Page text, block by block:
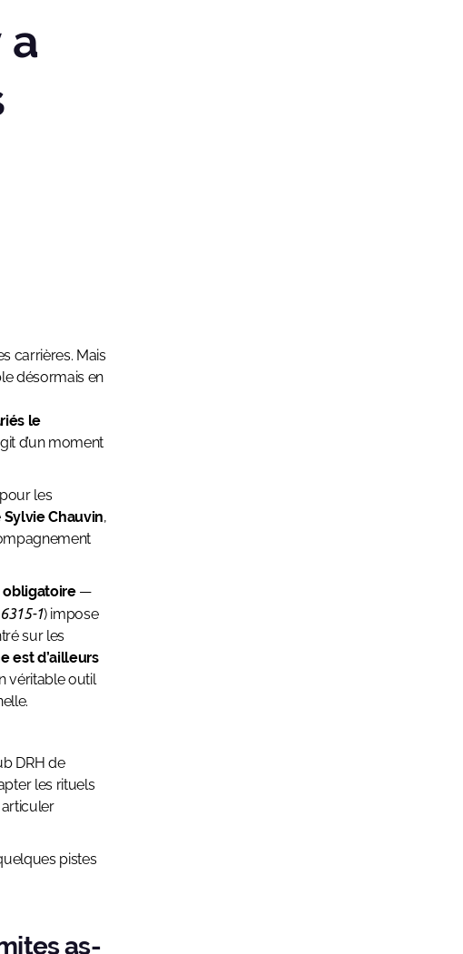
carrières. Mais
désormais en
le
d’un moment
les
Sylvie Chauvin,
obligatoire—
1) impose
sur les
est d’ailleurs
véritable outil
DRH de
les rituels
pistes
as-